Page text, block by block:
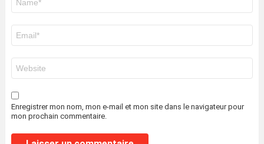
mail
*
web
Enregistrer mon nom, mon e-mail et mon site dans le navigateur pour
mon prochain commentaire.